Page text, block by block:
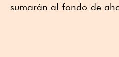
sumarán al fondo de